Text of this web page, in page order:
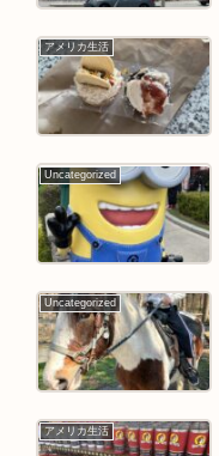
アメリカ生活
Uncategorized
Uncategorized
アメリカ生活